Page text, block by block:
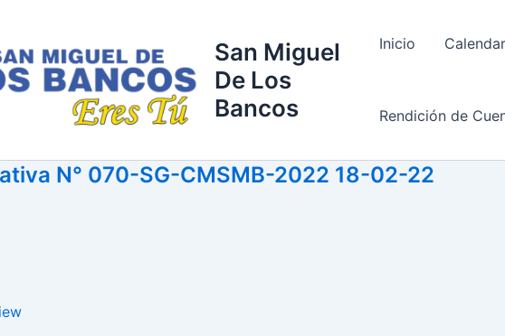
San Miguel
De Los
Bancos
Inicio
Rendición de
N° 070-SG-CMSMB-2022 18-02-22